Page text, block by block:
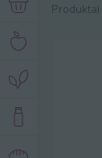
Produktai